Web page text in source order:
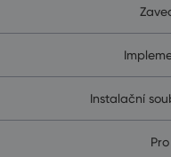
Instalační